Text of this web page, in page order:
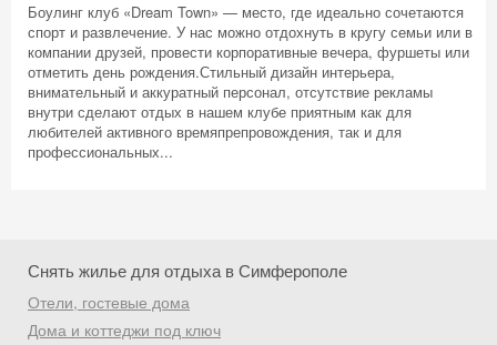
Боулинг клуб «Dream Town» — место, где идеально сочетаются
спорт и развлечение. У нас можно отдохнуть в кругу семьи или в
компании друзей, провести корпоративные вечера, фуршеты или
отметить день рождения.Стильный дизайн интерьера,
внимательный и аккуратный персонал, отсутствие рекламы
внутри сделают отдых в нашем клубе приятным как для
любителей активного времяпрепровождения, так и для
профессиональных...
Снять жилье для отдыха в Симферополе
Отели, гостевые дома
Дома и коттеджи под ключ
Скидка −5%